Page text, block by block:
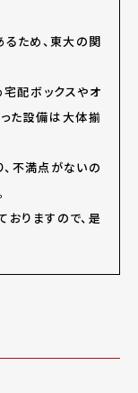
ため、東大の関
配ボックスやオ
た設備は大体揃
不満点がないの
りますので、是